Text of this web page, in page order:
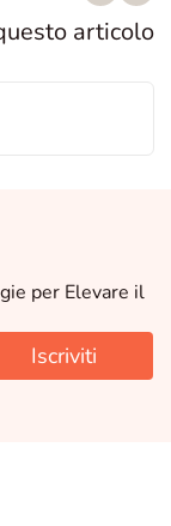
articolo
per Elevare il
Iscriviti